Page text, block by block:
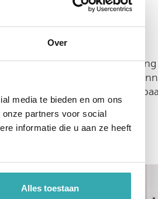
Over
media te bieden en om ons
partners voor social
informatie die u aan ze heeft
Alles toestaan
dankzij ons team van
en vooral door
onze standaardproducten
nemen. De applicatie
maken voor de